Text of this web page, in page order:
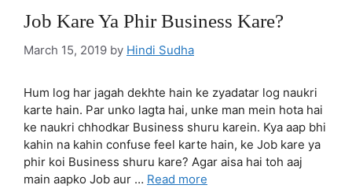
Job Kare Ya Phir Business Kare?
March 15, 2019 by Hindi Sudha
Hum log har jagah dekhte hain ke zyadatar log naukri
karte hain. Par unko lagta hai, unke man mein hota hai
ke naukri chhodkar Business shuru karein. Kya aap bhi
kahin na kahin confuse feel karte hain, ke Job kare ya
phir koi Business shuru kare? Agar aisa hai toh aaj
main aapko Job aur … Read more